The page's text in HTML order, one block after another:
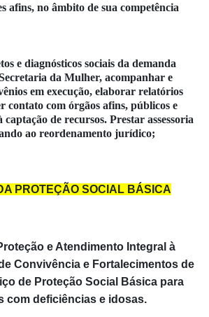
afins, no âmbito de sua competência
e diagnósticos sociais da demanda
da Mulher, acompanhar e
em execução, elaborar relatórios
contato com órgãos afins, públicos e
de recursos. Prestar assessoria
ao reordenamento jurídico;
PROTEÇÃO SOCIAL BÁSICA
e Atendimento Integral à
Convivência e Fortalecimentos de
de Proteção Social Básica para
com deficiências e idosas.